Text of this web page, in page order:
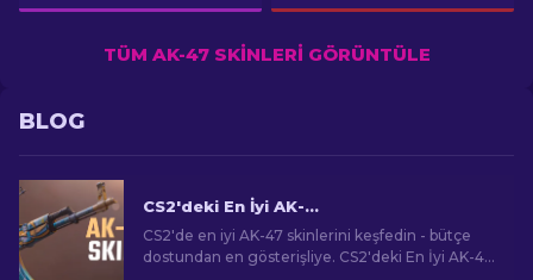
TÜM AK-47 SKINLERI GÖRÜNTÜLE
BLOG
CS2'deki En İyi AK-47 Skinleri: Ucuza Pahalıya
CS2'de en iyi AK-47 skinlerini keşfedin - bütçe
dostundan en gösterişliye. CS2'deki En İyi AK-47